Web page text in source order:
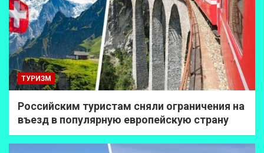
ТУРИЗМ
Российским туристам сняли ограничения на
въезд в популярную европейскую страну